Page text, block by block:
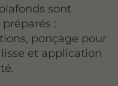
sont
:
ponçage pour
et application